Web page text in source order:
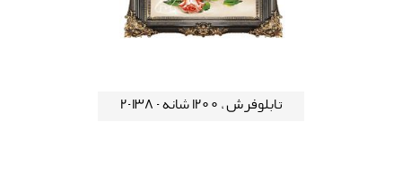
تابلوفرش ، 1200 شانه - 138-2